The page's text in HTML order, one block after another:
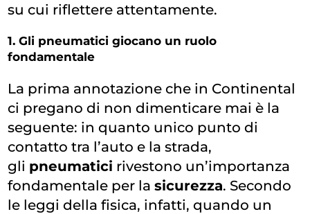
su cui riflettere attentamente.
1. Gli pneumatici giocano un ruolo
fondamentale
La prima annotazione che in Continental
ci pregano di non dimenticare mai è la
seguente: in quanto unico punto di
contatto tra l’auto e la strada,
gli pneumatici rivestono un’importanza
fondamentale per lasicurezza. Secondo
le leggi della fisica, infatti, quando un